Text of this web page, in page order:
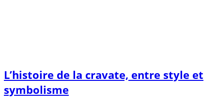
L’histoire de la cravate, entre style et
symbolisme